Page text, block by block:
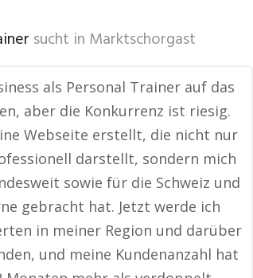
sucht in Marktschorgast
als Personal Trainer auf das
aber die Konkurrenz ist riesig.
Webseite erstellt, die nicht nur
darstellt, sondern mich
sowie für die Schweiz und
gebracht hat. Jetzt werde ich
in meiner Region und darüber
und meine Kundenanzahl hat